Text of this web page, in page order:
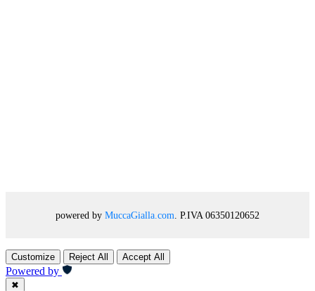
powered by MuccaGialla.com . P.IVA 06350120652
Customize Reject All Accept All
Powered by
✖